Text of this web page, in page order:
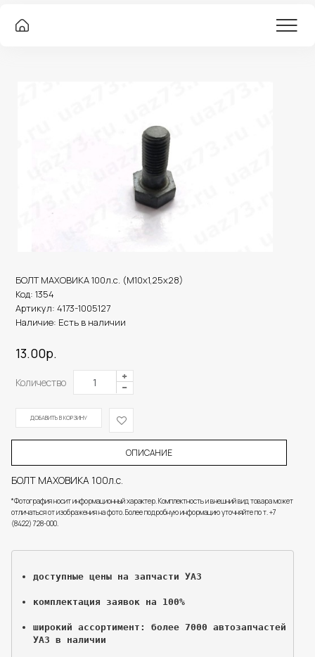
БОЛТ МАХОВИКА 100л.с. (М10х1,25х28)
Код: 1354
Артикул: 4173-1005127
Наличие: Есть в наличии
13.00р.
Количество
ОПИСАНИЕ
БОЛТ МАХОВИКА 100л.с.
*Фотография носит информационный характер. Комплектность и внешний вид товара может
отличаться от изображения на фото. Более подробную информацию уточняйте по т. +7
(8422) 728-000.
доступные цены на запчасти УАЗ
комплектация заявок на 100%
широкий ассортимент: более 7000 автозапчастей
УАЗ в наличии